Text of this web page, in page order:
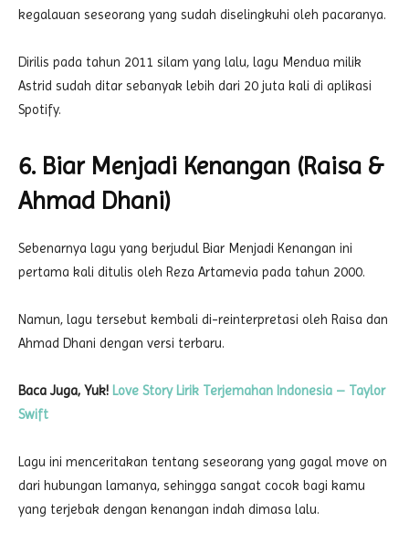
kegalauan seseorang yang sudah diselingkuhi oleh pacaranya.
Dirilis pada tahun 2011 silam yang lalu, lagu Mendua milik
Astrid sudah ditar sebanyak lebih dari 20 juta kali di aplikasi
Spotify.
6. Biar Menjadi Kenangan (Raisa &
Ahmad Dhani)
Sebenarnya lagu yang berjudul Biar Menjadi Kenangan ini
pertama kali ditulis oleh Reza Artamevia pada tahun 2000.
Namun, lagu tersebut kembali di-reinterpretasi oleh Raisa dan
Ahmad Dhani dengan versi terbaru.
Baca Juga, Yuk! Love Story Lirik Terjemahan Indonesia – Taylor
Swift
Lagu ini menceritakan tentang seseorang yang gagal move on
dari hubungan lamanya, sehingga sangat cocok bagi kamu
yang terjebak dengan kenangan indah dimasa lalu.